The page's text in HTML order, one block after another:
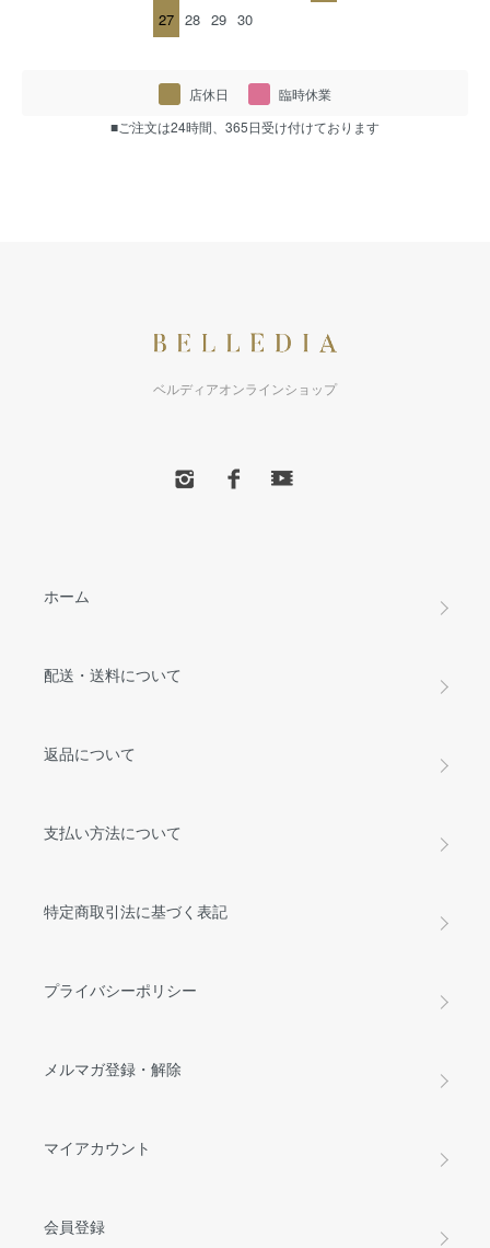
27 28 29 30
店休日
臨時休業
■ご注文は24時間、365日受け付けております
ベルディアオンラインショップ
ホーム
配送・送料について
返品について
支払い方法について
特定商取引法に基づく表記
プライバシーポリシー
メルマガ登録・解除
マイアカウント
会員登録